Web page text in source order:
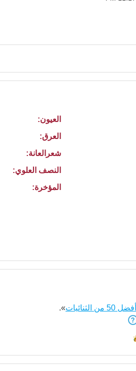
العيون:
العرق:
شعرالعانة:
النصف العلوي:
المؤخرة:
أفضل 50 من الثنائيات
».